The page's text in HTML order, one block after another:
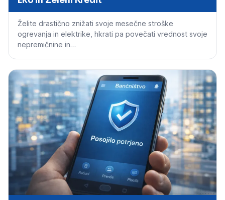
Želite drastično znižati svoje mesečne stroške
ogrevanja in elektrike, hkrati pa povečati vrednost svoje
nepremičnine in…